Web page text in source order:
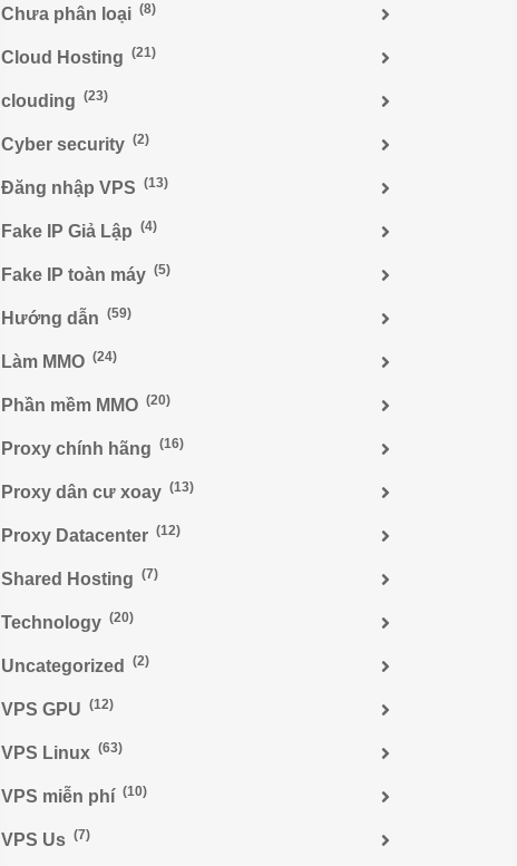
Chưa phân loại (8)
Cloud Hosting (21)
clouding (23)
Cyber security (2)
Đăng nhập VPS (13)
Fake IP Giả Lập (4)
Fake IP toàn máy (5)
Hướng dẫn (59)
Làm MMO (24)
Phần mềm MMO (20)
Proxy chính hãng (16)
Proxy dân cư xoay (13)
Proxy Datacenter (12)
Shared Hosting (7)
Technology (20)
Uncategorized (2)
VPS GPU (12)
VPS Linux (63)
VPS miễn phí (10)
VPS Us (7)